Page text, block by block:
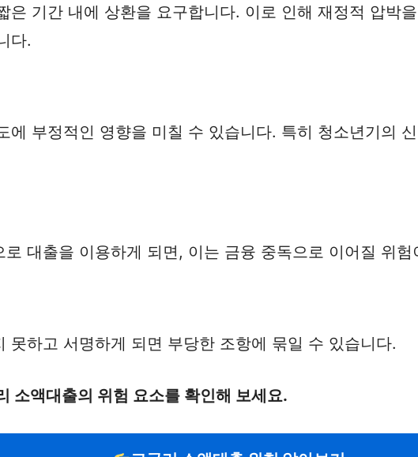
은 기간 내에 상환을 요구합니다. 이로 인해 재정적 압박
다.
에 부정적인 영향을 미칠 수 있습니다. 특히 청소년기의
대출을 이용하게 되면, 이는 금융 중독으로 이어질 위험
못하고 서명하게 되면 부당한 조항에 묶일 수 있습니다.
소액대출의 위험 요소를 확인해 보세요.